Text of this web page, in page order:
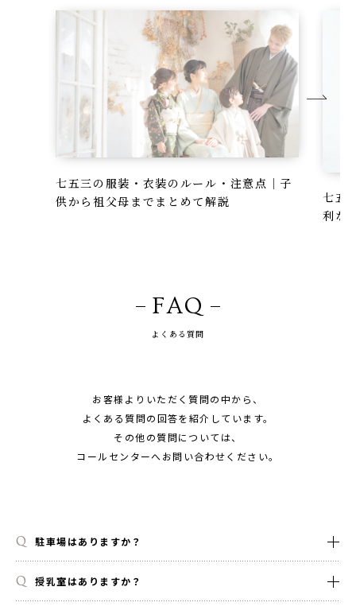
七五三の服装・衣装のルール・注意点｜子
供から祖父母までまとめて解説
七五
利な
FAQ
よくある質問
お客様よりいただく質問の中から、
よくある質問の回答を紹介しています。
その他の質問については、
コールセンターへお問い合わせください。
駐車場はありますか？
授乳室はありますか？